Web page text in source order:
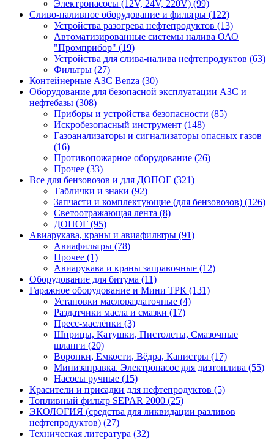
Электронасосы (12V, 24V, 220V) (99)
Сливо-наливное оборудование и фильтры (122)
Устройства разогрева нефтепродуктов (13)
Автоматизированные системы налива ОАО
"Промприбор" (19)
Устройства для слива-налива нефтепродуктов (63)
Фильтры (27)
Контейнерные АЗС Benza (30)
Оборудование для безопасной эксплуатации АЗС и
нефтебазы (308)
Приборы и устройства безопасности (85)
Искробезопасный инструмент (148)
Газоанализаторы и сигнализаторы опасных газов
(16)
Противопожарное оборудование (26)
Прочее (33)
Все для бензовозов и для ДОПОГ (321)
Таблички и знаки (92)
Запчасти и комплектующие (для бензовозов) (126)
Светоотражающая лента (8)
ДОПОГ (95)
Авиарукава, краны и авиафильтры (91)
Авиафильтры (78)
Прочее (1)
Авиарукава и краны заправочные (12)
Оборудование для битума (11)
Гаражное оборудование и Мини ТРК (131)
Установки маслораздаточные (4)
Раздатчики масла и смазки (17)
Пресс-маслёнки (3)
Шприцы, Катушки, Пистолеты, Смазочные
шланги (20)
Воронки, Ёмкости, Вёдра, Канистры (17)
Минизаправка. Электронасос для дизтоплива (55)
Насосы ручные (15)
Красители и присадки для нефтепродуктов (5)
Топливный фильтр SEPAR 2000 (25)
ЭКОЛОГИЯ (средства для ликвидации разливов
нефтепродуктов) (27)
Техническая литература (32)